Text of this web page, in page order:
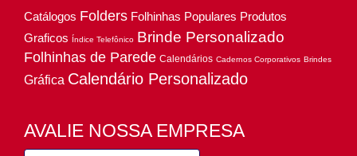
Catálogos Folders Folhinhas Populares Produtos
Graficos Índice Telefônico Brinde Personalizado
Folhinhas de Parede Calendários Cadernos Corporativos Brindes
Gráfica Calendário Personalizado
AVALIE NOSSA EMPRESA